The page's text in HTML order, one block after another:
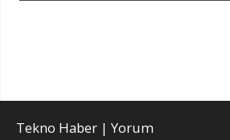
Tekno Haber | Yorum